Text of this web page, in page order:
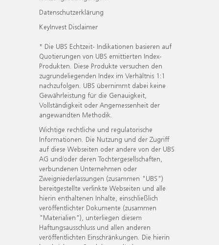
Datenschutzerklärung
KeyInvest Disclaimer
* Die UBS Echtzeit- Indikationen basieren auf
Quotierungen von UBS emittierten Index-
Produkten. Diese Produkte versuchen den
zugrundeliegenden Index im Verhältnis 1:1
nachzufolgen. UBS übernimmt dabei keine
Gewährleistung für die Genauigkeit,
Vollständigkeit oder Angemessenheit der
angewandten Methodik.
Wichtige rechtliche und regulatorische
Informationen. Die Nutzung und der Zugriff
auf diese Webseiten oder andere von der UBS
AG und/oder deren Tochtergesellschaften,
verbundenen Unternehmen oder
Zweigniederlassungen (zusammen "UBS")
bereitgestellte verlinkte Webseiten und alle
hierin enthaltenen Inhalte, einschließlich
veröffentlichter Dokumente (zusammen
"Materialien"), unterliegen diesem
Haftungsausschluss und allen anderen
veröffentlichten Einschränkungen. Die hierin